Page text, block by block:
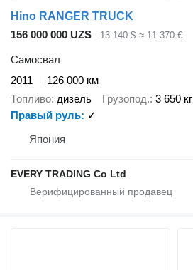
Hino RANGER TRUCK
156 000 000 UZS
13 140 $ ≈ 11 370 €
Самосвал
2011
126 000 км
Топливо дизель Грузопод. 3 650 кг
Правый руль
✓
Япония
EVERY TRADING Co Ltd